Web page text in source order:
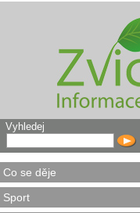
Vyhledej
Co se děje
Sport